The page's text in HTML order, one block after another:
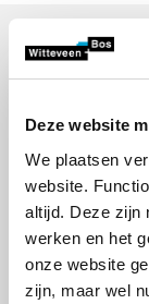
Deze website
We plaatsen
website.
altijd. Deze zijn
werken en het
onze website
zijn, maar wel